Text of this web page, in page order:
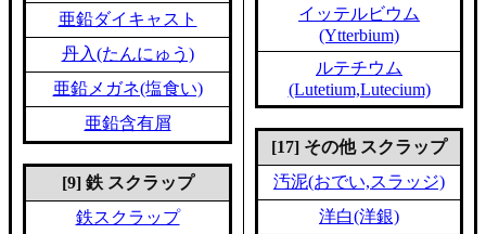
亜鉛ダイキャスト
丹入(たんにゅう)
亜鉛メガネ(塩食い)
亜鉛含有屑
[9] 鉄 スクラップ
鉄スクラップ
イッテルビウム
(Ytterbium)
ルテチウム
(Lutetium,Lutecium)
[17] その他 スクラップ
汚泥(おでい,スラッジ)
洋白(洋銀)